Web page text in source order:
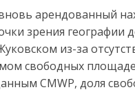
арендованный
зрения
из-за
свободных
CMWP, доля